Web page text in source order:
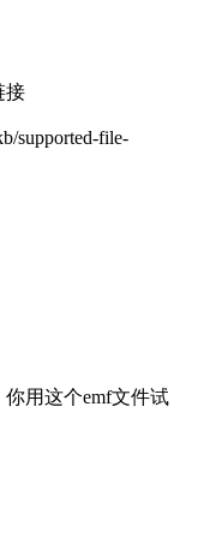
接
supported-file-
用这个emf文件试